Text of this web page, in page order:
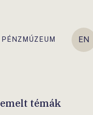
PÉNZMÚZEUM EN
témák